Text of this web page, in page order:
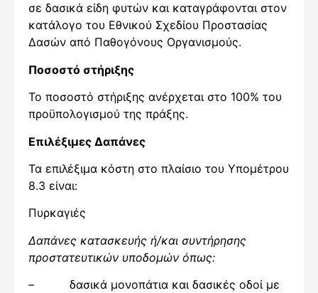
σε δασικά είδη φυτών και καταγράφονται στον
κατάλογο του Εθνικού Σχεδίου Προστασίας
Δασών από Παθογόνους Οργανισμούς.
Ποσοστό στήριξης
Το ποσοστό στήριξης ανέρχεται στο 100% του
προϋπολογισμού της πράξης.
Επιλέξιμες Δαπάνες
Τα επιλέξιμα κόστη στο πλαίσιο του Υπομέτρου
8.3 είναι:
Πυρκαγιές
Δαπάνες κατασκευής ή/και συντήρησης
προστατευτικών υποδομών όπως:
– δασικά μονοπάτια και δασικές οδοί με